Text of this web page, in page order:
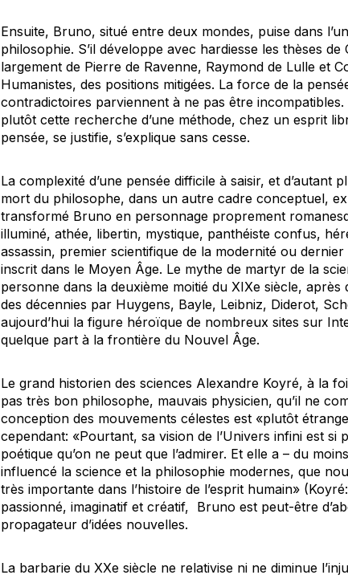
Ensuite, Bruno, situé entre deux mondes, puise dans
philosophie. S’il développe avec hardiesse les thèses
largement de Pierre de Ravenne, Raymond de Lulle et
Humanistes, des positions mitigées. La force de la
contradictoires parviennent à ne pas être
plutôt cette recherche d’une méthode, chez un esprit
pensée, se justifie, s’explique sans cesse.
La complexité d’une pensée difficile à saisir, et
mort du philosophe, dans un autre cadre conceptuel,
transformé Bruno en personnage proprement
illuminé, athée, libertin, mystique, panthéiste confus,
assassin, premier scientifique de la modernité ou
inscrit dans le Moyen Âge. Le mythe de martyr de la
personne dans la deuxième moitié du XIXe siècle,
des décennies par Huygens, Bayle, Leibniz, Diderot,
aujourd’hui la figure héroïque de nombreux sites sur
quelque part à la frontière du Nouvel Âge.
Le grand historien des sciences Alexandre Koyré, à la
pas très bon philosophe, mauvais physicien, qu’il ne
conception des mouvements célestes est «plutôt
cependant: «Pourtant, sa vision de l’Univers infini est si
poétique qu’on ne peut que l’admirer. Et elle a – du
influencé la science et la philosophie modernes, que
très importante dans l’histoire de l’esprit humain»
passionné, imaginatif et créatif, Bruno est peut-être
propagateur d’idées nouvelles.
La barbarie du XXe siècle ne relativise ni ne diminue